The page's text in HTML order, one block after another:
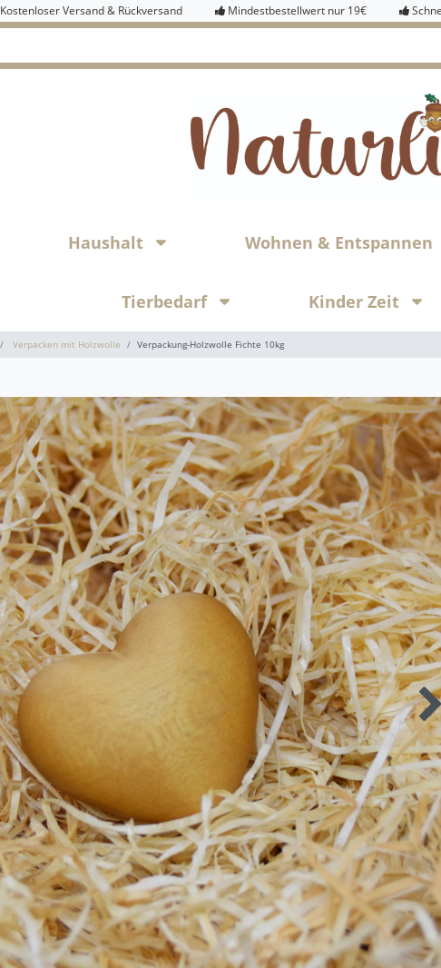
Kostenloser Versand & Rückversand Mindestbestellwert nur 19€
Haushalt Wohnen & Entspannen
Tierbedarf Kinder Zeit
Verpacken mit Holzwolle Verpackung-Holzwolle Fichte 10kg